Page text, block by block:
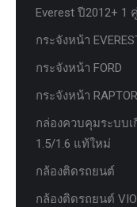
Everest ปี2012+ 1 คู่
กระจังหน้า
กระจังหน้า FORD
กระจังหน้า RAPTOR
กล่องควบคุมระบบเ
1.5/1.6 แท้ใหม่
กล้องติดรถยนต์
กล้องติดรถยนต์